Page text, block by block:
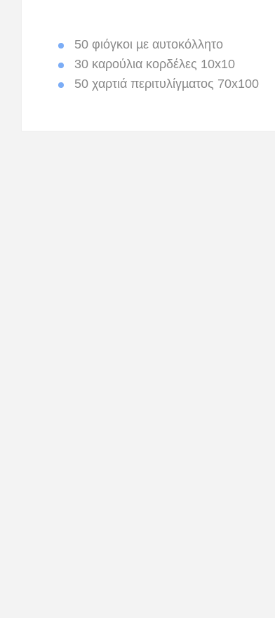
50 φιόγκοι µε αυτοκόλλητο
30 καρούλια κορδέλες 10x10
50 χαρτιά περιτυλίγµατος 70x100